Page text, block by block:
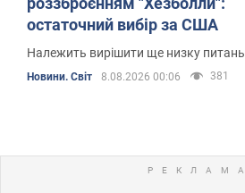
остаточний вибір за США
Належить вирішити ще низку питань
Новини. Світ 8.08.2026 00:06 381